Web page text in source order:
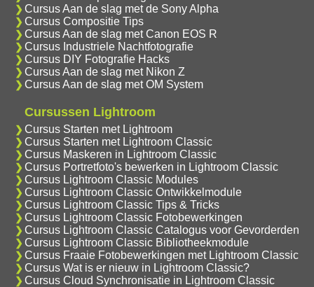
Cursus Aan de slag met de Sony Alpha
Cursus Compositie Tips
Cursus Aan de slag met Canon EOS R
Cursus Industriele Nachtfotografie
Cursus DIY Fotografie Hacks
Cursus Aan de slag met Nikon Z
Cursus Aan de slag met OM System
Cursussen Lightroom
Cursus Starten met Lightroom
Cursus Starten met Lightroom Classic
Cursus Maskeren in Lightroom Classic
Cursus Portretfoto's bewerken in Lightroom Classic
Cursus Lightroom Classic Modules
Cursus Lightroom Classic Ontwikkelmodule
Cursus Lightroom Classic Tips & Tricks
Cursus Lightroom Classic Fotobewerkingen
Cursus Lightroom Classic Catalogus voor Gevorderden
Cursus Lightroom Classic Bibliotheekmodule
Cursus Fraaie Fotobewerkingen met Lightroom Classic
Cursus Wat is er nieuw in Lightroom Classic?
Cursus Cloud Synchronisatie in Lightroom Classic